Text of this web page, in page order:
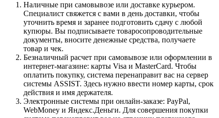
Наличные при самовывозе или доставке курьером.
Специалист свяжется с вами в день доставки, чтобы
уточнить время и заранее подготовить сдачу с любой
купюры. Вы подписываете товаросопроводительные
документы, вносите денежные средства, получаете
товар и чек.
Безналичный расчет при самовывозе или оформлении в
интернет-магазине: карты Visa и MasterCard. Чтобы
оплатить покупку, система перенаправит вас на сервер
системы ASSIST. Здесь нужно ввести номер карты, срок
действия и имя держателя.
Электронные системы при онлайн-заказе: PayPal,
WebMoney и Яндекс.Деньги. Для совершения покупки